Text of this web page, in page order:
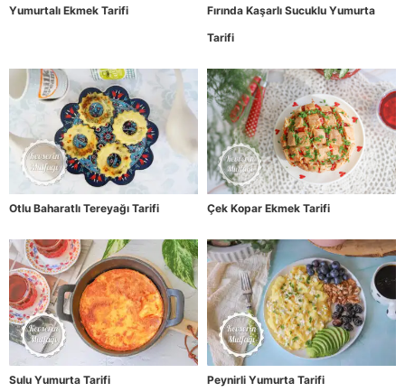
Yumurtalı Ekmek Tarifi
Fırında Kaşarlı Sucuklu Yumurta
Tarifi
Otlu Baharatlı Tereyağı Tarifi Çek Kopar Ekmek Tarifi
Sulu Yumurta Tarifi Peynirli Yumurta Tarifi